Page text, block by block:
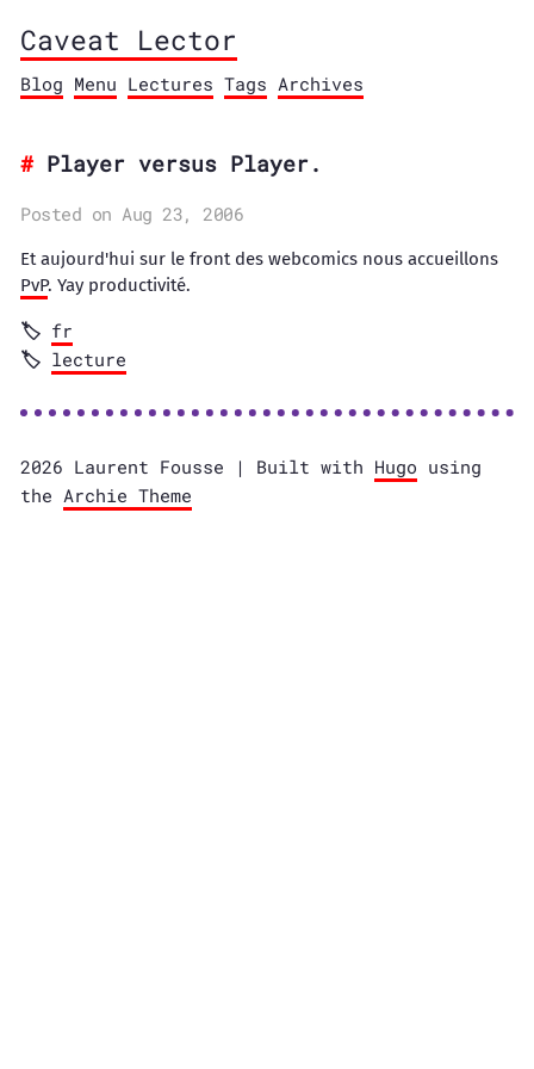
Caveat Lector
Blog Menu Lectures Tags Archives
Player versus Player.
Posted on Aug 23, 2006
Et aujourd'hui sur le front des webcomics nous accueillons
PvP. Yay productivité.
fr
lecture
2026 Laurent Fousse | Built with Hugo using
the Archie Theme